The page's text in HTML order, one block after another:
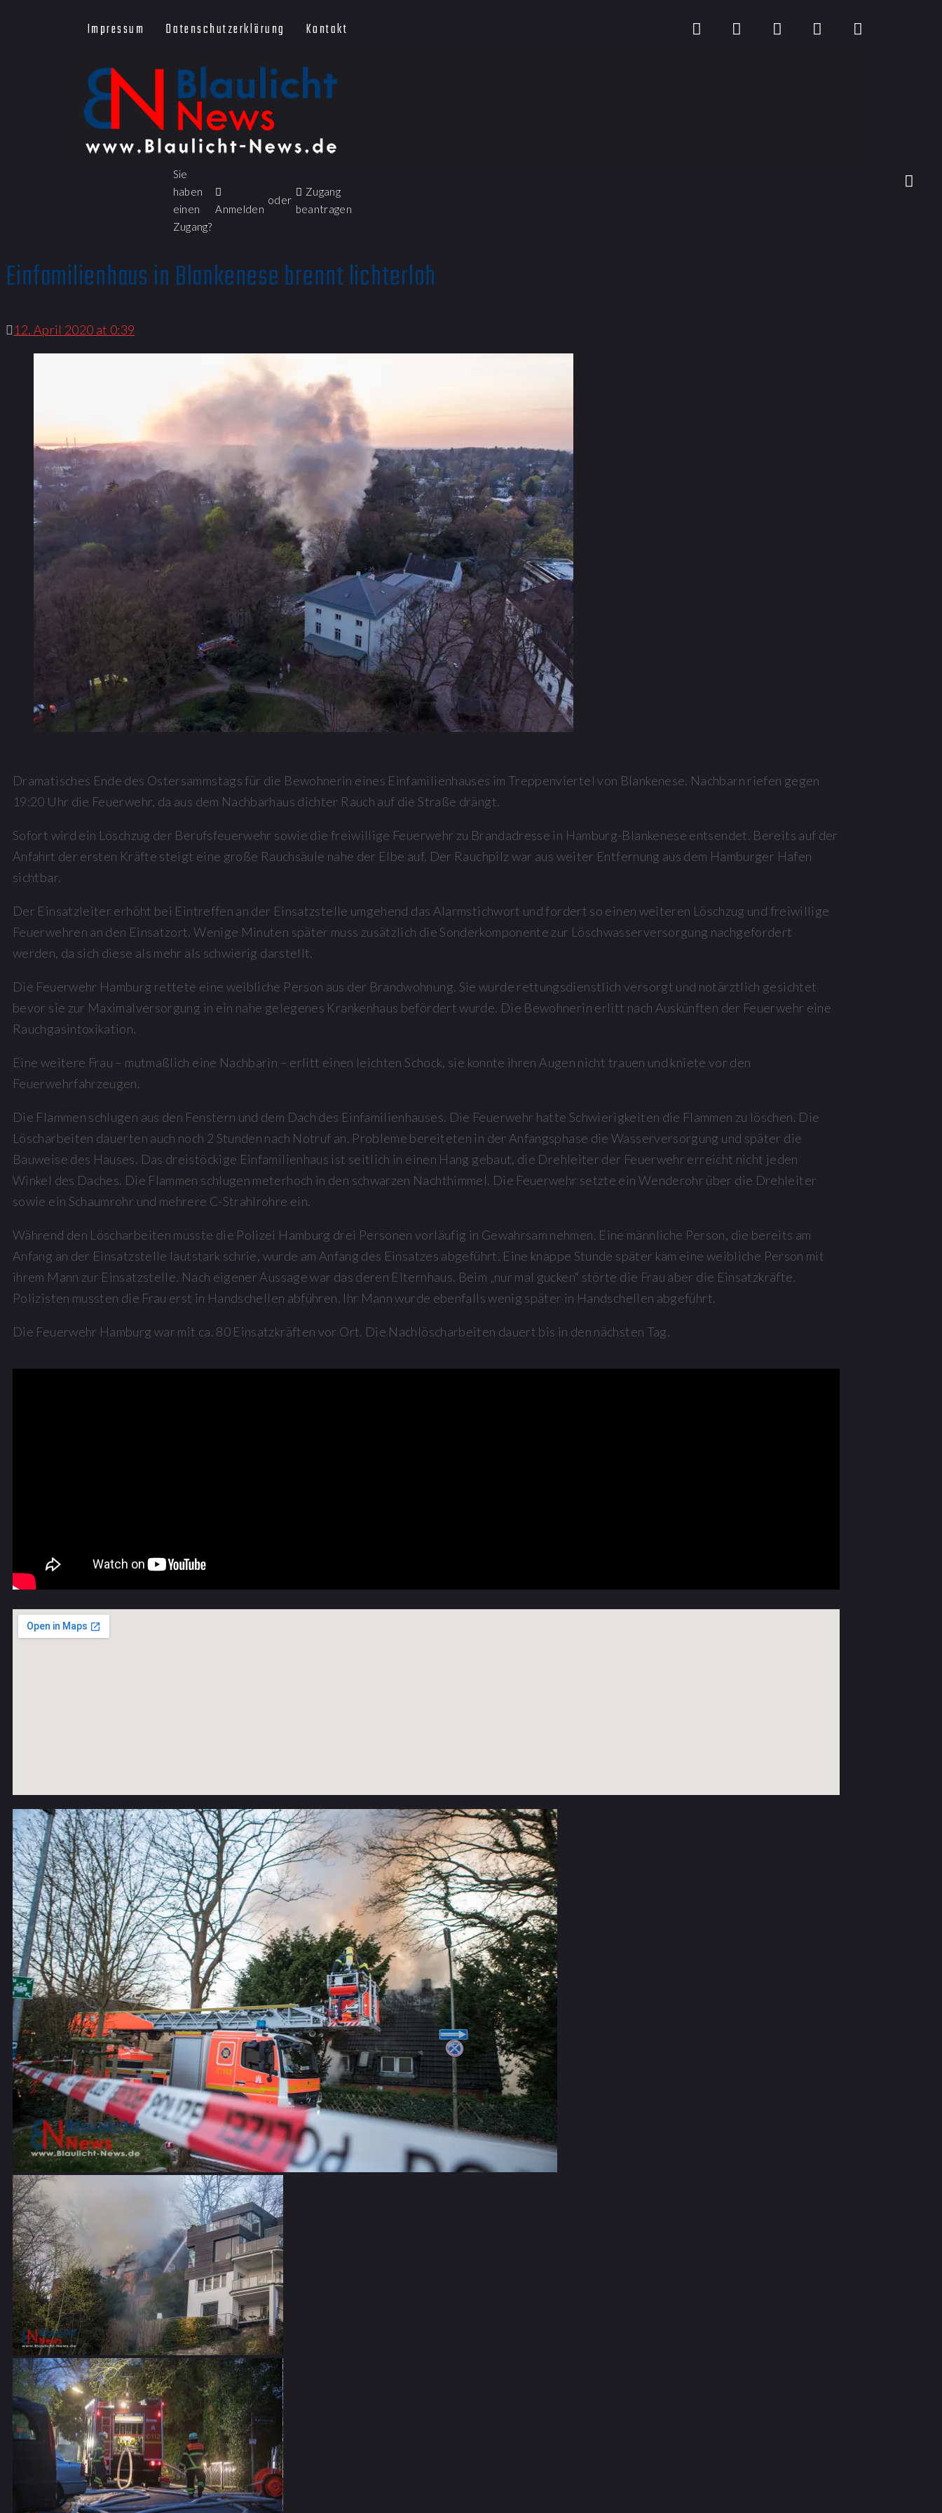
Impressum Datenschutzerklärung Kontakt
Sie
haben
einen
Zugang?
Anmelden
oder
Zugang
beantragen
Einfamilienhaus in Blankenese brennt lichterloh
12. April 2020 at 0:39
Dramatisches Ende des Ostersammstags für die Bewohnerin eines Einfamilienhauses im Treppenviertel von Blankenese. Nachbarn riefen gegen
19:20 Uhr die Feuerwehr, da aus dem Nachbarhaus dichter Rauch auf die Straße drängt.
Sofort wird ein Löschzug der Berufsfeuerwehr sowie die freiwillige Feuerwehr zu Brandadresse in Hamburg-Blankenese entsendet. Bereits auf der
Anfahrt der ersten Kräfte steigt eine große Rauchsäule nahe der Elbe auf. Der Rauchpilz war aus weiter Entfernung aus dem Hamburger Hafen
sichtbar.
Der Einsatzleiter erhöht bei Eintreffen an der Einsatzstelle umgehend das Alarmstichwort und fordert so einen weiteren Löschzug und freiwillige
Feuerwehren an den Einsatzort. Wenige Minuten später muss zusätzlich die Sonderkomponente zur Löschwasserversorgung nachgefordert
werden, da sich diese als mehr als schwierig darstellt.
Die Feuerwehr Hamburg rettete eine weibliche Person aus der Brandwohnung. Sie wurde rettungsdienstlich versorgt und notärztlich gesichtet
bevor sie zur Maximalversorgung in ein nahe gelegenes Krankenhaus befördert wurde. Die Bewohnerin erlitt nach Auskünften der Feuerwehr eine
Rauchgasintoxikation.
Eine weitere Frau – mutmaßlich eine Nachbarin – erlitt einen leichten Schock, sie konnte ihren Augen nicht trauen und kniete vor den
Feuerwehrfahrzeugen.
Die Flammen schlugen aus den Fenstern und dem Dach des Einfamilienhauses. Die Feuerwehr hatte Schwierigkeiten die Flammen zu löschen. Die
Löscharbeiten dauerten auch noch 2 Stunden nach Notruf an. Probleme bereiteten in der Anfangsphase die Wasserversorgung und später die
Bauweise des Hauses. Das dreistöckige Einfamilienhaus ist seitlich in einen Hang gebaut, die Drehleiter der Feuerwehr erreicht nicht jeden
Winkel des Daches. Die Flammen schlugen meterhoch in den schwarzen Nachthimmel. Die Feuerwehr setzte ein Wenderohr über die Drehleiter
sowie ein Schaumrohr und mehrere C-Strahlrohre ein.
Während den Löscharbeiten musste die Polizei Hamburg drei Personen vorläufig in Gewahrsam nehmen. Eine männliche Person, die bereits am
Anfang an der Einsatzstelle lautstark schrie, wurde am Anfang des Einsatzes abgeführt. Eine knappe Stunde später kam eine weibliche Person mit
ihrem Mann zur Einsatzstelle. Nach eigener Aussage war das deren Elternhaus. Beim „nur mal gucken“ störte die Frau aber die Einsatzkräfte.
Polizisten mussten die Frau erst in Handschellen abführen. Ihr Mann wurde ebenfalls wenig später in Handschellen abgeführt.
Die Feuerwehr Hamburg war mit ca. 80 Einsatzkräften vor Ort. Die Nachlöscharbeiten dauert bis in den nächsten Tag.